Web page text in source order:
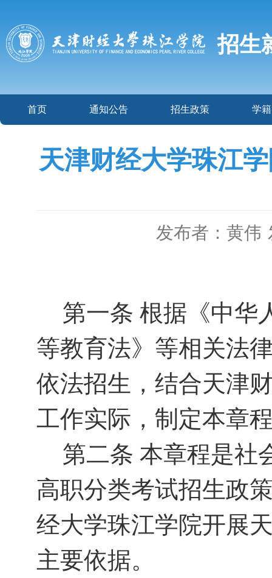
招生
首页 通知公告 招生政策 学
天津财经大学珠江
发布者：黄伟
第一条 根据《中华
等教育法》等相关法
依法招生，结合天津
工作实际，制定本章
第二条 本章程是社
高职分类考试招生政
经大学珠江学院开展
主要依据。